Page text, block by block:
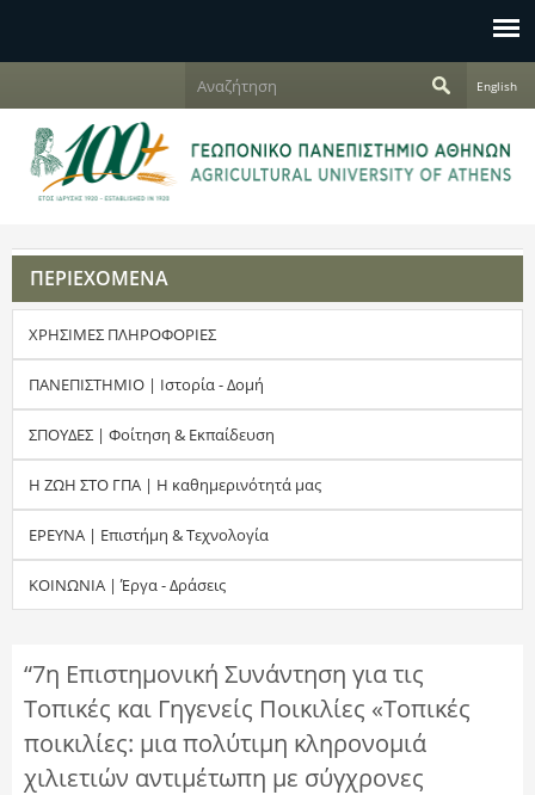
Φ
ό
μ
α
α
ν
α
ζ
ή
τ
σ
η
ς
ζ
ή
τ
η
English
ΠΕΡΙΕΧΟΜΕΝΑ
ΧΡΗΣΙΜΕΣ ΠΛΗΡΟΦΟΡΙΕΣ
ΠΑΝΕΠΙΣΤΗΜΙΟ | Ιστορία - Δομή
ΣΠΟΥΔΕΣ | Φοίτηση & Εκπαίδευση
Η ΖΩΗ ΣΤΟ ΓΠΑ | Η καθημερινότητά μας
ΕΡΕΥΝΑ | Επιστήμη & Τεχνολογία
ΚΟΙΝΩΝΙΑ | Έργα - Δράσεις
“7η Επιστημονική Συνάντηση για τις
Τοπικές και Γηγενείς Ποικιλίες «Τοπικές
ποικιλίες: μια πολύτιμη κληρονομιά
χιλιετιών αντιμέτωπη με σύγχρονες